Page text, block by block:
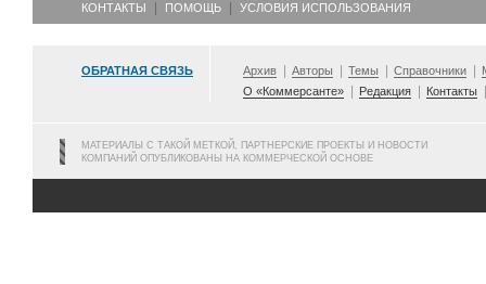
КОНТАКТЫ ПОМОЩЬ УСЛОВИЯ ИСПОЛЬЗОВАНИЯ
ОБРАТНАЯ СВЯЗЬ Архив Авторы Темы Справочники
О «Коммерсанте»
Редакция Контакты
МАТЕРИАЛЫ С ТАКОЙ МЕТКОЙ, ПАРТНЕРСКИЕ ПРОЕКТЫ И НОВОСТИ
КОМПАНИЙ ОПУБЛИКОВАНЫ НА КОММЕРЧЕСКОЙ ОСНОВЕ